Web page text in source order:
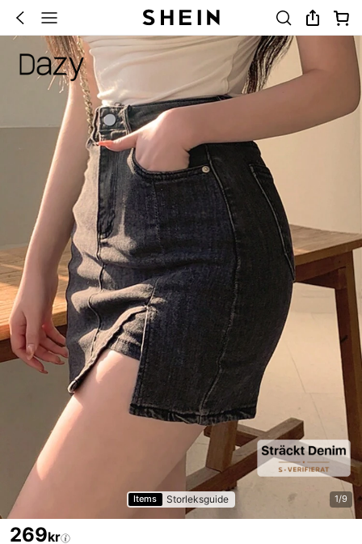
Items Storleksguide 1/9
269kr